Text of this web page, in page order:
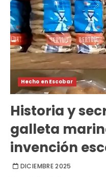
Hecho en Escobar
Historia y
galleta
invención
DICIEMBRE 2025